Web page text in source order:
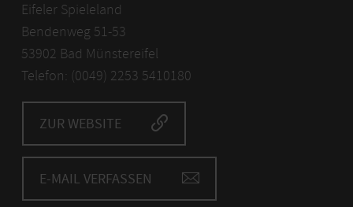
Eifeler Spieleland
Bendenweg 51-53
53902 Bad Münstereifel
Telefon: (0049) 2253 5410180
ZUR WEBSITE
E-MAIL VERFASSEN